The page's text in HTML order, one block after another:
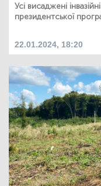
Усі висаджені
президентської
22.01.2024, 18:20